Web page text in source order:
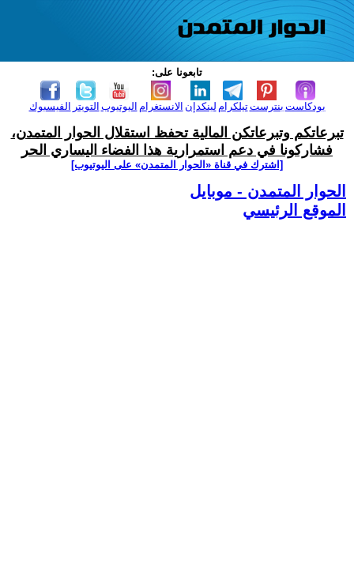
تابعونا على:
الفيسبوك التويتر اليوتيوب الانستغرام لينكدإن تيلكرامبنترست بودكاست
تبرعاتكم وتبرعاتكن المالية تحفظ استقلال الحوار المتمدن،
فشاركونا في دعم استمرارية هذا الفضاء اليساري الحر
[اشترك في قناة ‫«الحوار المتمدن» على اليوتيوب]
الحوار المتمدن - موبايل
الموقع الرئيسي